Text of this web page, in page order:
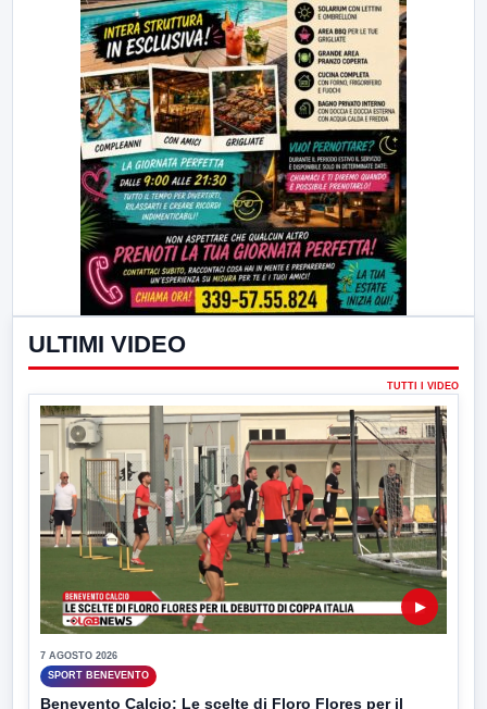
ULTIMI VIDEO
TUTTI I VIDEO
▶
7 AGOSTO 2026
SPORT BENEVENTO
Benevento Calcio: Le scelte di Floro Flores per il